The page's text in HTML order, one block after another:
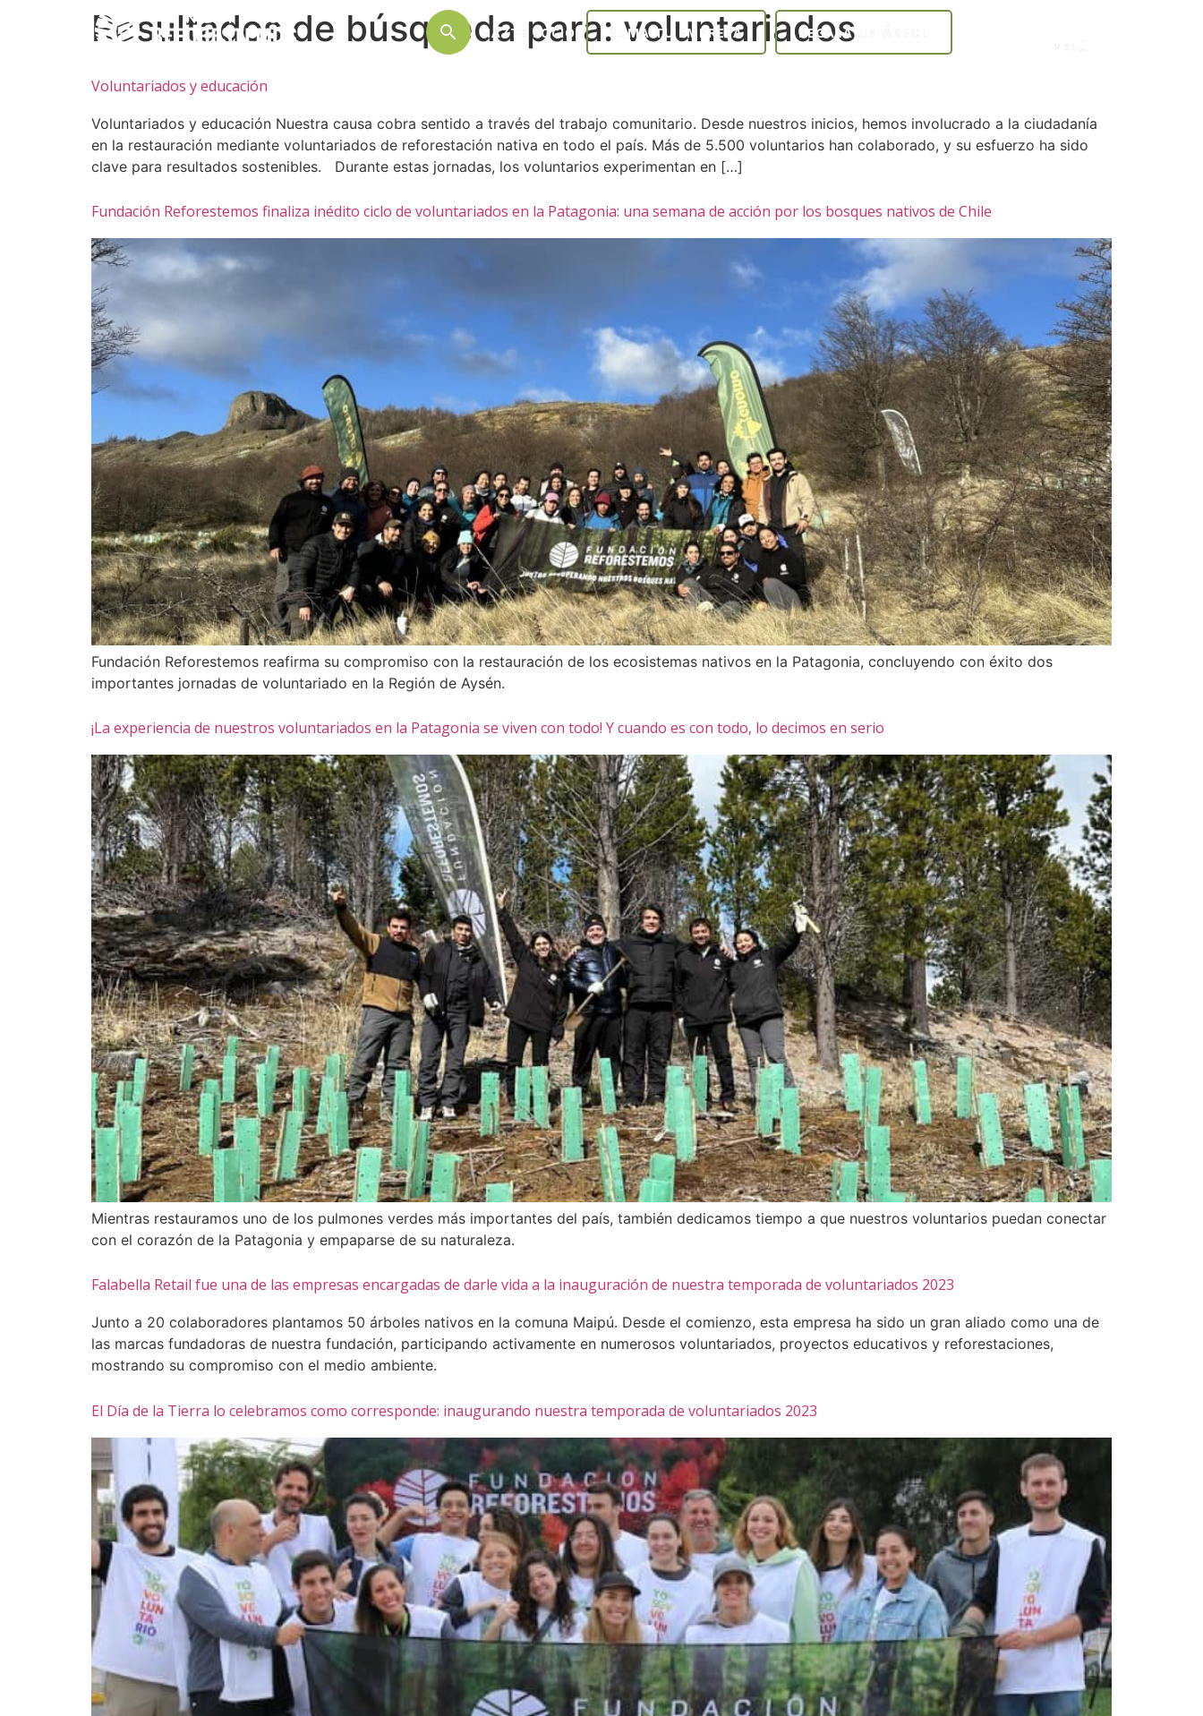
search HAZTE SOCIO SUMA TU EMPRESA REGALA UN ÁRBOL
Resultados de búsqueda para: voluntariados
Voluntariados y educación
Voluntariados y educación Nuestra causa cobra sentido a través del trabajo comunitario. Desde nuestros inicios, hemos involucrado a la ciudadanía
en la restauración mediante voluntariados de reforestación nativa en todo el país. Más de 5.500 voluntarios han colaborado, y su esfuerzo ha sido
clave para resultados sostenibles. Durante estas jornadas, los voluntarios experimentan en […]
Fundación Reforestemos finaliza inédito ciclo de voluntariados en la Patagonia: una semana de acción por los bosques nativos de Chile
Fundación Reforestemos reafirma su compromiso con la restauración de los ecosistemas nativos en la Patagonia, concluyendo con éxito dos
importantes jornadas de voluntariado en la Región de Aysén.
¡La experiencia de nuestros voluntariados en la Patagonia se viven con todo! Y cuando es con todo, lo decimos en serio
Mientras restauramos uno de los pulmones verdes más importantes del país, también dedicamos tiempo a que nuestros voluntarios puedan conectar
con el corazón de la Patagonia y empaparse de su naturaleza.
Falabella Retail fue una de las empresas encargadas de darle vida a la inauguración de nuestra temporada de voluntariados 2023
Junto a 20 colaboradores plantamos 50 árboles nativos en la comuna Maipú. Desde el comienzo, esta empresa ha sido un gran aliado como una de
las marcas fundadoras de nuestra fundación, participando activamente en numerosos voluntariados, proyectos educativos y reforestaciones,
mostrando su compromiso con el medio ambiente.
El Día de la Tierra lo celebramos como corresponde: inaugurando nuestra temporada de voluntariados 2023